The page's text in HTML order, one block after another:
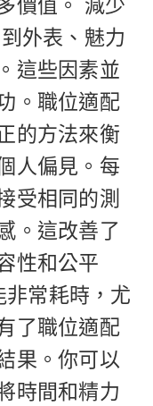
價值。 減少
外表、魅力
這些因素並
。職位適配
的方法來衡
人偏見。每
受相同的測
。這改善了
性和公平
常耗時，尤
了職位適配
果。你可以
時間和精力